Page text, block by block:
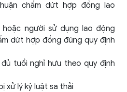
chấm dứt hợp đồng lao
hoặc người sử dụng lao động
dứt hợp đồng đúng quy định
tuổi nghỉ hưu theo quy định
xử lý kỷ luật sa thải